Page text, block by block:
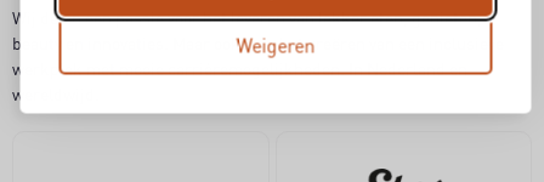
Weigeren
Wij delen een passie voor het leveren van lekker eten, genieten,
beauty en innovaties. Maar ook voor het creëren van een inclusieve
werkplek met mooie carrièremogelijkheden. In Nederland en
wereldwijd.